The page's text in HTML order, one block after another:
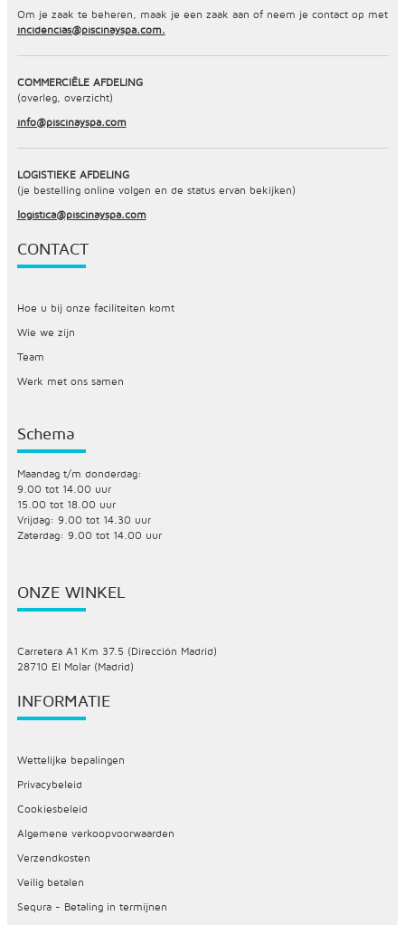
Om je zaak te beheren, maak je een zaak aan of neem je contact op met
incidencias@piscinayspa.com.
COMMERCIËLE AFDELING
(overleg, overzicht)
info@piscinayspa.com
LOGISTIEKE AFDELING
(je bestelling online volgen en de status ervan bekijken)
logistica@piscinayspa.com
CONTACT
Hoe u bij onze faciliteiten komt
Wie we zijn
Team
Werk met ons samen
Schema
Maandag t/m donderdag:
9.00 tot 14.00 uur
15.00 tot 18.00 uur
Vrijdag: 9.00 tot 14.30 uur
Zaterdag: 9.00 tot 14.00 uur
ONZE WINKEL
Carretera A1 Km 37.5 (Dirección Madrid)
28710 El Molar (Madrid)
INFORMATIE
Wettelijke bepalingen
Privacybeleid
Cookiesbeleid
Algemene verkoopvoorwaarden
Verzendkosten
Veilig betalen
Sequra - Betaling in termijnen